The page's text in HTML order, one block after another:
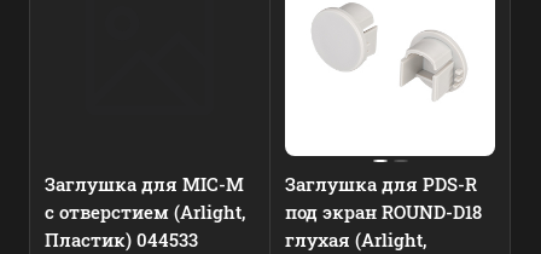
Заглушка для MIC-M
с отверстием (Arlight,
Пластик) 044533
Заглушка для PDS-R
под экран ROUND-D18
глухая (Arlight,